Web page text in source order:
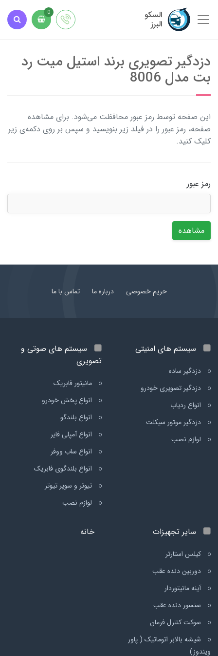
السکو
البرز
0
دزدگیر تصویری برند استیل میت رد
بت مدل 8006
این صفحه توسط رمز عبور محافظت می‌شود. برای مشاهده
صفحه، رمز عبور را در فیلد زیر بنویسید و سپس بر روی دکمه‌ی زیر
کلیک کنید.
رمز عبور
مشاهده
حریم خصوصی درباره ما تماس با ما
سیستم های امنیتی
دزدگیر ساده
دزدگیر تصویری خودرو
انواع ردیاب
دزدگیر موتور سیکلت
لوازم نصب
سیستم های صوتی و
تصویری
مانیتور فابریک
انواع پخش خودرو
انواع بلندگو
انواع آمپلی فایر
انواع ساب ووفر
انواع بلندگوی فابریک
تیوتر و سوپر تیوتر
لوازم نصب
سایر تجهیزات
کیلس استارتر
دوربین دنده عقب
آینه مانیتوردار
سنسور دنده عقب
سوکت کنترل فرمان
شیشه بالابر اتوماتیک ( پاور
ویندوز)
خانه